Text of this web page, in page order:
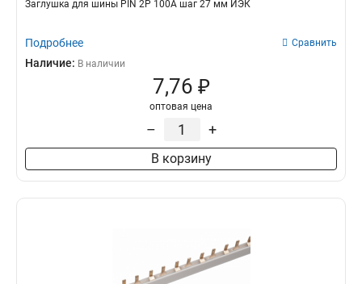
Заглушка для шины PIN 2Р 100А шаг 27 мм ИЭК
Подробнее Сравнить
Наличие: В наличии
7,76 ₽
оптовая цена
– +
В корзину